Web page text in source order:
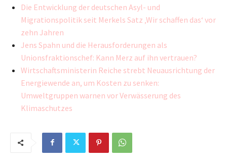
Die Entwicklung der deutschen Asyl- und
Migrationspolitik seit Merkels Satz ‚Wir schaffen das‘ vor
zehn Jahren
Jens Spahn und die Herausforderungen als
Unionsfraktionschef: Kann Merz auf ihn vertrauen?
Wirtschaftsministerin Reiche strebt Neuausrichtung der
Energiewende an, um Kosten zu senken:
Umweltgruppen warnen vor Verwässerung des
Klimaschutzes